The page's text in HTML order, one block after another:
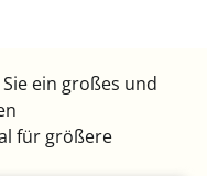
ein großes und
für größere